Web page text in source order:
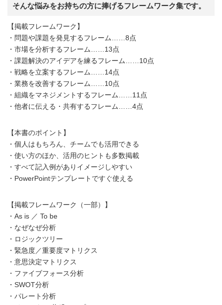
そんな悩みをお持ちの方に捧げるフレームワーク集です。
【掲載フレームワーク】
・問題や課題を発見するフレーム……8点
・市場を分析するフレーム……13点
・課題解決のアイデアを練るフレーム……10点
・戦略を立案するフレーム……14点
・業務を改善するフレーム……10点
・組織をマネジメントするフレーム……11点
・他者に伝える・共有するフレーム……4点
【本書のポイント】
・個人はもちろん、チームでも活用できる
・使い方のほか、活用のヒントも多数掲載
・すべて記入例がありイメージしやすい
・PowerPointテンプレートですぐ使える
【掲載フレームワーク（一部）】
・As is ／ To be
・なぜなぜ分析
・ロジックツリー
・緊急度／重要度マトリクス
・意思決定マトリクス
・ファイブフォース分析
・SWOT分析
・パレート分析